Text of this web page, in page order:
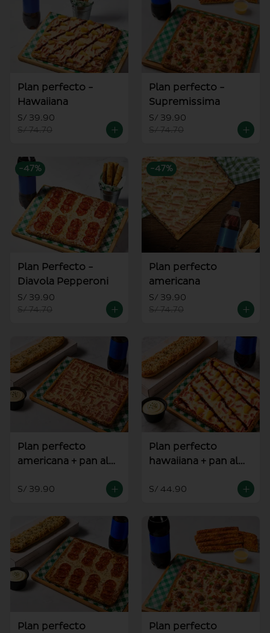
Plan perfecto -
Hawaiiana
S/ 39.90
S/ 74.70
Plan perfecto -
Supremissima
S/ 39.90
S/ 74.70
-47%
Plan Perfecto -
Diavola Pepperoni
S/ 39.90
S/ 74.70
-47%
Plan perfecto
americana
S/ 39.90
S/ 74.70
Plan perfecto
americana + pan al
S/ 39.90
Plan perfecto
hawaiiana + pan al
S/ 44.90
Plan perfecto
Plan perfecto